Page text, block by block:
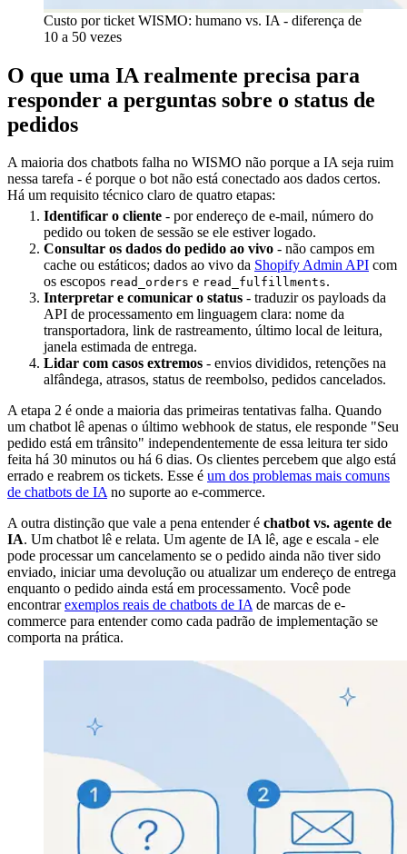
Custo por ticket WISMO: humano vs. IA - diferença de
10 a 50 vezes
O que uma IA realmente precisa para
responder a perguntas sobre o status de
pedidos
A maioria dos chatbots falha no WISMO não porque a IA seja ruim
nessa tarefa - é porque o bot não está conectado aos dados certos.
Há um requisito técnico claro de quatro etapas:
Identificar o cliente - por endereço de e-mail, número do
pedido ou token de sessão se ele estiver logado.
Consultar os dados do pedido ao vivo - não campos em
cache ou estáticos; dados ao vivo da Shopify Admin API com
os escopos read_orders e read_fulfillments.
Interpretar e comunicar o status - traduzir os payloads da
API de processamento em linguagem clara: nome da
transportadora, link de rastreamento, último local de leitura,
janela estimada de entrega.
Lidar com casos extremos - envios divididos, retenções na
alfândega, atrasos, status de reembolso, pedidos cancelados.
A etapa 2 é onde a maioria das primeiras tentativas falha. Quando
um chatbot lê apenas o último webhook de status, ele responde "Seu
pedido está em trânsito" independentemente de essa leitura ter sido
feita há 30 minutos ou há 6 dias. Os clientes percebem que algo está
errado e reabrem os tickets. Esse é um dos problemas mais comuns
de chatbots de IA no suporte ao e-commerce.
A outra distinção que vale a pena entender é chatbot vs. agente de
IA. Um chatbot lê e relata. Um agente de IA lê, age e escala - ele
pode processar um cancelamento se o pedido ainda não tiver sido
enviado, iniciar uma devolução ou atualizar um endereço de entrega
enquanto o pedido ainda está em processamento. Você pode
encontrarexemplos reais de chatbots de IA de marcas de e-
commerce para entender como cada padrão de implementação se
comporta na prática.